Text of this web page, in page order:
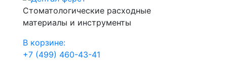
Стоматологические расходные
материалы и инструменты
В корзине:
+7 (499) 460-43-41